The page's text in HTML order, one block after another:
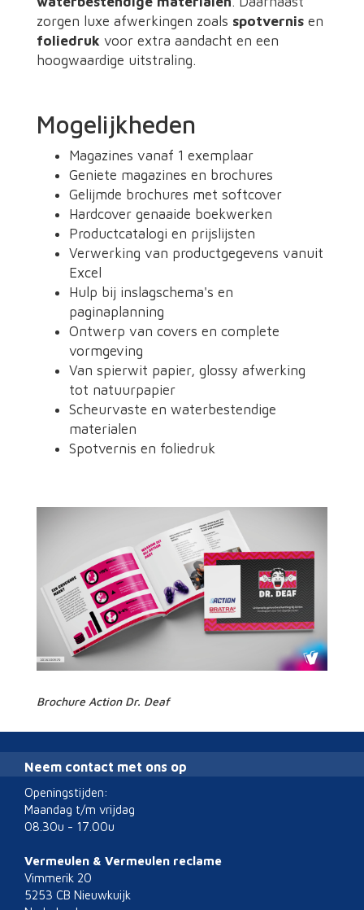
zorgen luxe afwerkingen zoals spotvernis en
foliedruk voor extra aandacht en een
hoogwaardige uitstraling.
Mogelijkheden
Magazines vanaf 1 exemplaar
Geniete magazines en brochures
Gelijmde brochures met softcover
Hardcover genaaide boekwerken
Productcatalogi en prijslijsten
Verwerking van productgegevens vanuit
Excel
Hulp bij inslagschema's en
paginaplanning
Ontwerp van covers en complete
vormgeving
Van spierwit papier, glossy afwerking
tot natuurpapier
Scheurvaste en waterbestendige
materialen
Spotvernis en foliedruk
Brochure Action Dr. Deaf
Neem contact met ons op
Openingstijden:
Maandag t/m vrijdag
08.30u - 17.00u
Vermeulen & Vermeulen reclame
Vimmerik 20
5253 CB Nieuwkuijk